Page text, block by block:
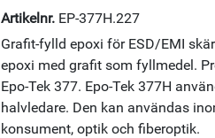
Artikelnr. EP-377H.227
Grafit-fylld epoxi för ESD/EMI
epoxi med grafit som fyllmedel.
Epo-Tek 377. Epo-Tek 377H
halvledare. Den kan användas
konsument, optik och fiberoptik.